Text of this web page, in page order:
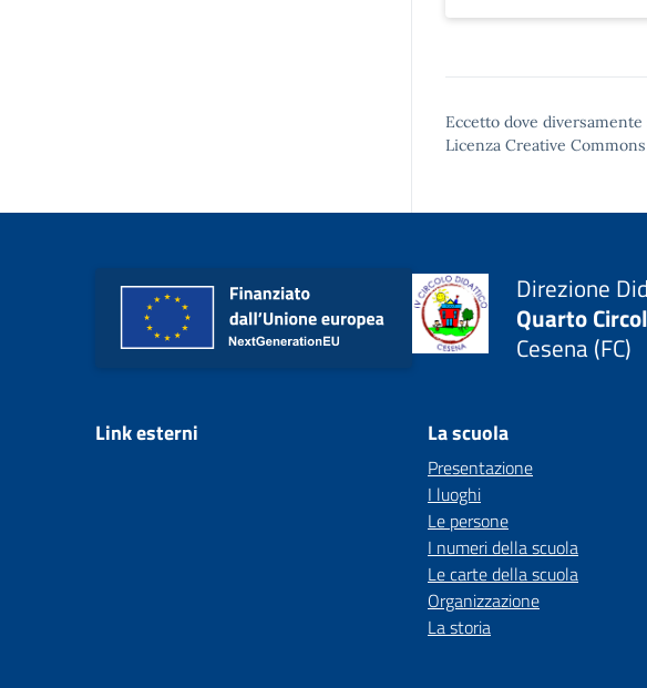
Eccetto dove
Licenza Creative
Direzione
Quarto
Cesena (FC)
Link esterni La scuola
Presentazione
I luoghi
Le persone
I numeri della scuola
Le carte della scuola
Organizzazione
La storia